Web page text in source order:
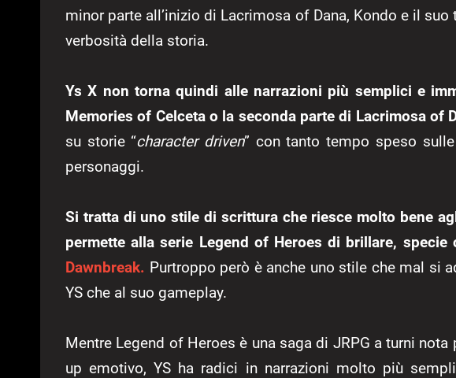
minor parte all’inizio di Lacrimosa of Dana, Kondo e il
verbosità della storia.
Ys X non torna quindi alle narrazioni più semplici e
Memories of Celceta o la seconda parte di Lacrimosa of
su storie “character driven” con tanto tempo speso
personaggi.
Si tratta di uno stile di scrittura che riesce molto bene
permette alla serie Legend of Heroes di brillare,
Dawnbreak. Purtroppo però è anche uno stile che mal si
YS che al suo gameplay.
Mentre Legend of Heroes è una saga di JRPG a turni
up emotivo, YS ha radici in narrazioni molto più